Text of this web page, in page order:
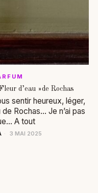
d’eau »de Rochas
sentir heureux, léger,
Rochas… Je n’ai pas
A tout
3 MAI 2025